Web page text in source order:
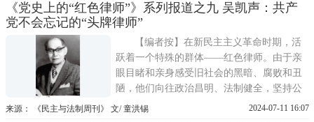
建、反抗国民党反动统治的革命活动和斗争
中。他们以律师的身份，以法庭为阵地，以
法律为武器，营救了一
《党史上的“红色律师”》系列报道之九 吴凯声：共产
党不会忘记的“头牌律师”
【编者按】在新民主主义革命时期，活
跃着一个特殊的群体——红色律师。由于亲
眼目睹和亲身感受旧社会的黑暗、腐败和丑
陋，他们向往政治昌明、法制健全，坚持公
平正义，拥护中国共产党的政治主张，义无
来源： 《民主与法制周刊》 文/ 童洪锡 2024-07-11 16:07